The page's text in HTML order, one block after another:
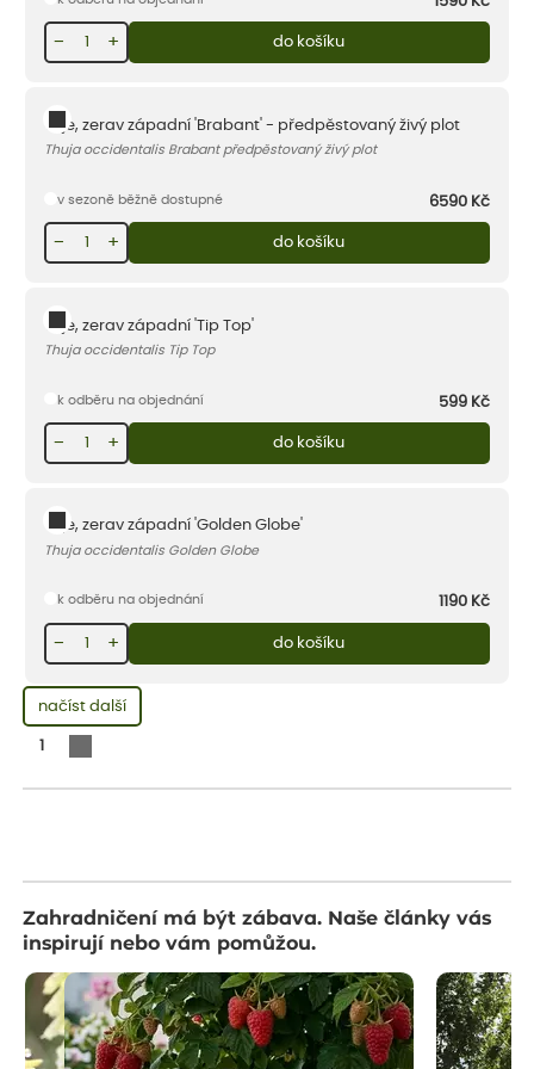
+
− do košíku
Túje, zerav západní 'Brabant' - předpěstovaný živý plot
Thuja occidentalis Brabant předpěstovaný živý plot
v sezoně běžně dostupné 6590 Kč
+
− do košíku
Túje, zerav západní 'Tip Top'
Thuja occidentalis Tip Top
k odběru na objednání 599 Kč
+
− do košíku
Túje, zerav západní 'Golden Globe'
Thuja occidentalis Golden Globe
k odběru na objednání 1190 Kč
+
− do košíku
načíst další
1
Zahradničení má být zábava. Naše články vás
inspirují nebo vám pomůžou.